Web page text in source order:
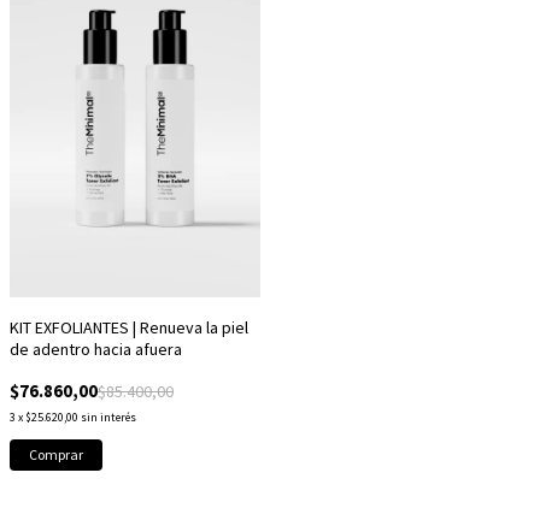
KIT EXFOLIANTES | Renueva la piel
de adentro hacia afuera
$76.860,00$85.400,00
3 x $25.620,00 sin interés